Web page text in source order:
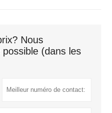
Nous
(dans les